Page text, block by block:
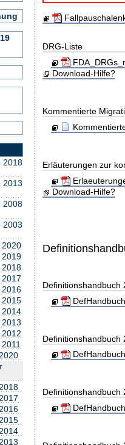
DRG-Liste
Download-Hilfe?
Kommentierte
Erläuterungen zur
Download-Hilfe?
Definitionshandbuch
Definitionshandbuch
Definitionshandbuch
2018
2013
2008
2003
2020
2019
2018
2016
2015
2014